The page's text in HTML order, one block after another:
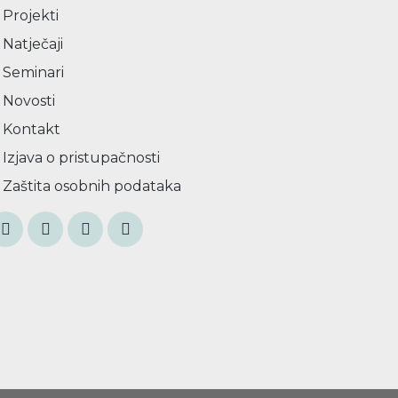
Projekti
Natječaji
Seminari
Novosti
Kontakt
Izjava o pristupačnosti
Zaštita osobnih podataka